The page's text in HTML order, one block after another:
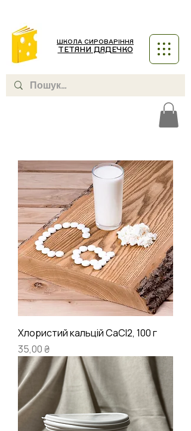
ШКОЛА СИРОВАРІННЯ
ТЕТЯНИ ДЯДЕЧКО
Хлористий кальцій CaCl2, 100 г
Ціна
35,00 ₴